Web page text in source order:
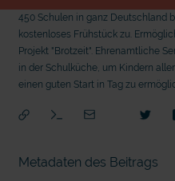
450 Schulen in ganz Deutschland
kostenloses Frühstück zu.
Projekt "Brotzeit". Ehrenamtliche
in der Schulküche, um Kindern
einen guten Start in Tag zu
Metadaten des Beitrags